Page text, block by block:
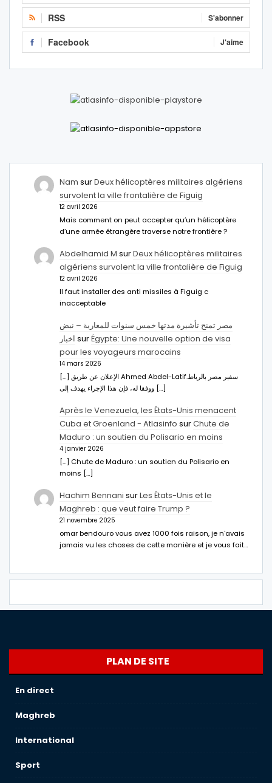
RSS S'abonner
Facebook J'aime
Nam surDeux hélicoptères militaires algériens
survolent la ville frontalière de Figuig
12 avril 2026
Mais comment on peut accepter qu’un hélicoptère
d’une armée étrangère traverse notre frontière ?
Abdelhamid M surDeux hélicoptères militaires
algériens survolent la ville frontalière de Figuig
12 avril 2026
Il faut installer des anti missiles à Figuig c
inacceptable
مصر تمنح تأشيرة مدتها خمس سنوات للمغاربة – نبض
اخبار surÉgypte: Une nouvelle option de visa
pour les voyageurs marocains
14 mars 2026
[…] الإعلان عن طريق Ahmed Abdel-Latifسفير مصر بالرباط.
ووفقا له، فإن هذا الإجراء يهدف إلى […]
Après le Venezuela, les États-Unis menacent
Cuba et Groenland - Atlasinfo surChute de
Maduro : un soutien du Polisario en moins
4 janvier 2026
[…] Chute de Maduro : un soutien du Polisario en
moins […]
Hachim Bennani surLes États-Unis et le
Maghreb : que veut faire Trump ?
21 novembre 2025
omar bendouro vous avez 1000 fois raison, je n'avais
jamais vu les choses de cette manière et je vous fait…
PLAN DE SITE
En direct
Maghreb
International
Sport